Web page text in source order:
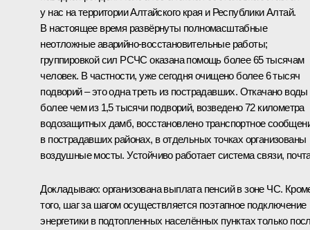
у нас на территории Алтайского края и Республики Алтай.
В настоящее время развёрнуты полномасштабные
неотложные аварийно-восстановительные работы;
группировкой сил РСЧС оказана помощь более 65 тысячам
человек. В частности, уже сегодня очищено более 6 тысяч
подворий – это одна треть из пострадавших. Откачано воды
более чем из 1,5 тысячи подворий, возведено 72 километра
водозащитных дамб, восстановлено транспортное
в пострадавших районах, в отдельных точках организованы
воздушные мосты. Устойчиво работает система связи,
Докладываю: организована выплата пенсий в зоне ЧС.
того, шаг за шагом осуществляется поэтапное подключение
энергетики в подтопленных населённых пунктах только